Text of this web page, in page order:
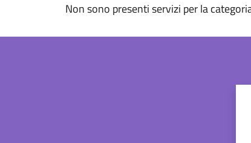
Non sono presenti servizi per la